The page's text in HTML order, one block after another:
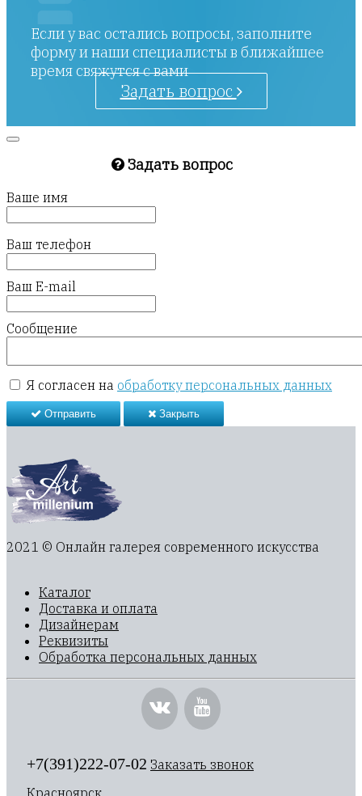
Если у вас остались вопросы, заполните
форму и наши специалисты в ближайшее
время свяжутся с вами
Задать вопрос
Задать вопрос
Ваше имя
Ваш телефон
Ваш E-mail
Сообщение
Я согласен на обработку персональных данных
Отправить Закрыть
2021 © Онлайн галерея современного искусства
Каталог
Доставка и оплата
Дизайнерам
Реквизиты
Обработка персональных данных
+7(391)222-07-02 Заказать звонок
Красноярск